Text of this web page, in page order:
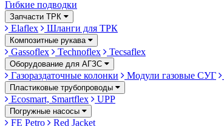
Гибкие подводки
Запчасти ТРК
Elaflex Шланги для ТРК
Композитные рукава
Gassoflex Technoflex Tecsaflex
Оборудование для АГЗС
Газораздаточные колонки Модули газовые СУГ
Пластиковые трубопроводы
Ecosmart, Smartflex UPP
Погружные насосы
FE Petro
Red Jacket